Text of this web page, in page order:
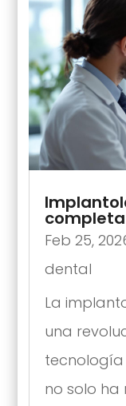
completa
Feb 25,
dental
La
una
tecnología
no solo ha